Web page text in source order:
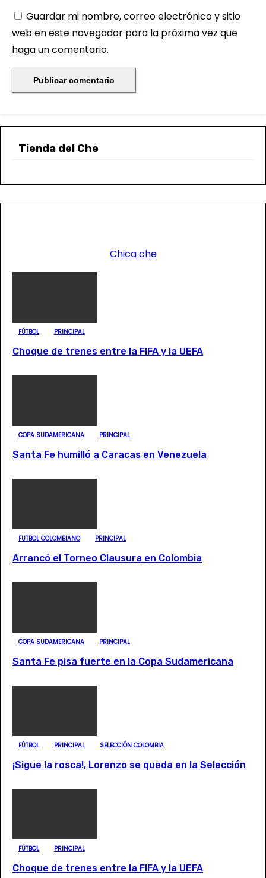
Guardar mi nombre, correo electrónico y sitio
web en este navegador para la próxima vez que
haga un comentario.
Tienda del Che
Chica che
FÚTBOL PRINCIPAL
Choque de trenes entre la FIFA y la UEFA
COPA SUDAMERICANA PRINCIPAL
Santa Fe humilló a Caracas en Venezuela
FUTBOL COLOMBIANO PRINCIPAL
Arrancó el Torneo Clausura en Colombia
COPA SUDAMERICANA PRINCIPAL
Santa Fe pisa fuerte en la Copa Sudamericana
FÚTBOL PRINCIPAL SELECCIÓN COLOMBIA
¡Sigue la rosca!, Lorenzo se queda en la Selección
FÚTBOL PRINCIPAL
Choque de trenes entre la FIFA y la UEFA